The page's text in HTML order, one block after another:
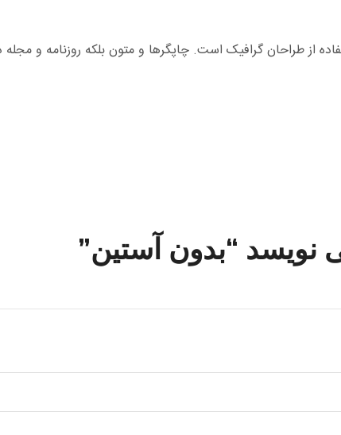
از طراحان گرافیک است. چاپگرها و متون بلکه روزنامه و
نویسد “بدون آستین”